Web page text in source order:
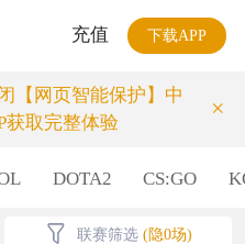
充值 下载APP
【网页智能保护】中
获取完整体验
×
DOTA2 CS:GO
联赛筛选 (隐0场)